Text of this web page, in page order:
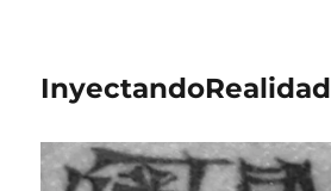
InyectandoRealidad